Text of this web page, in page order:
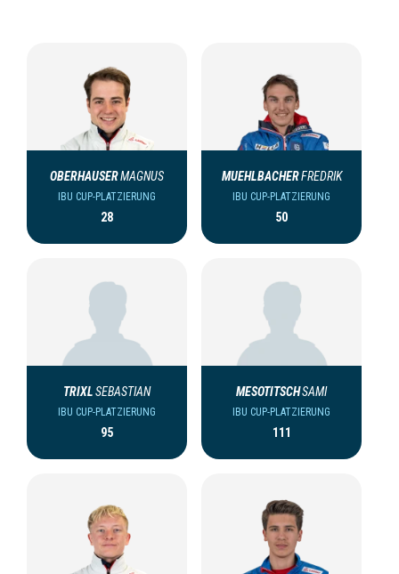
OBERHAUSERMAGNUS
IBU CUP-PLATZIERUNG
28
MUEHLBACHERFREDRIK
IBU CUP-PLATZIERUNG
50
TRIXLSEBASTIAN
IBU CUP-PLATZIERUNG
95
MESOTITSCHSAMI
IBU CUP-PLATZIERUNG
111